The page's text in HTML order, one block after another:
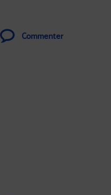
Commenter